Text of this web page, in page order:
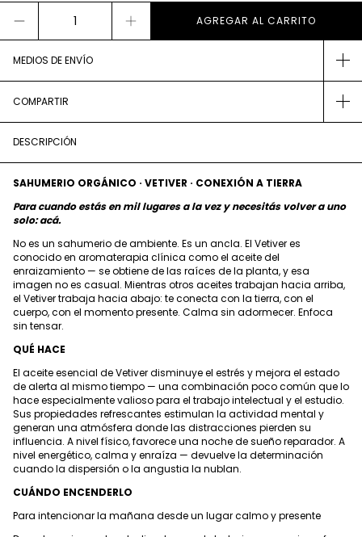
MEDIOS DE ENVÍO
COMPARTIR
DESCRIPCIÓN
SAHUMERIO ORGÁNICO · VETIVER · CONEXIÓN A TIERRA
Para cuando estás en mil lugares a la vez y necesitás volver a uno
solo: acá.
No es un sahumerio de ambiente. Es un ancla. El Vetiver es
conocido en aromaterapia clínica como el aceite del
enraizamiento — se obtiene de las raíces de la planta, y esa
imagen no es casual. Mientras otros aceites trabajan hacia arriba,
el Vetiver trabaja hacia abajo: te conecta con la tierra, con el
cuerpo, con el momento presente. Calma sin adormecer. Enfoca
sin tensar.
QUÉ HACE
El aceite esencial de Vetiver disminuye el estrés y mejora el estado
de alerta al mismo tiempo — una combinación poco común que lo
hace especialmente valioso para el trabajo intelectual y el estudio.
Sus propiedades refrescantes estimulan la actividad mental y
generan una atmósfera donde las distracciones pierden su
influencia. A nivel físico, favorece una noche de sueño reparador. A
nivel energético, calma y enraíza — devuelve la determinación
cuando la dispersión o la angustia la nublan.
CUÁNDO ENCENDERLO
Para intencionar la mañana desde un lugar calmo y presente